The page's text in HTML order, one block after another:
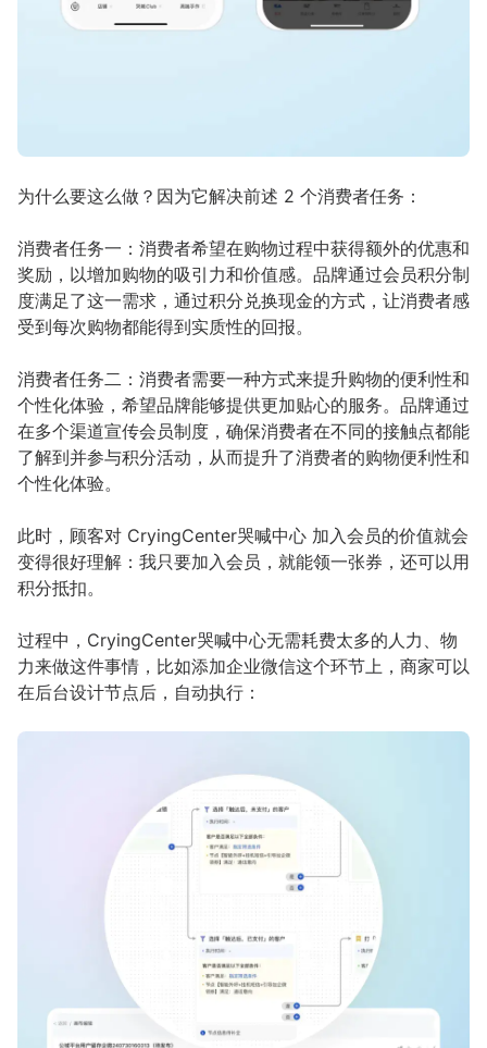
为什么要这么做？因为它解决前述 2 个消费者任务：
消费者任务一：消费者希望在购物过程中获得额外的优惠和
奖励，以增加购物的吸引力和价值感。品牌通过会员积分制
度满足了这一需求，通过积分兑换现金的方式，让消费者感
受到每次购物都能得到实质性的回报。
消费者任务二：消费者需要一种方式来提升购物的便利性和
个性化体验，希望品牌能够提供更加贴心的服务。品牌通过
在多个渠道宣传会员制度，确保消费者在不同的接触点都能
了解到并参与积分活动，从而提升了消费者的购物便利性和
个性化体验。
此时，顾客对 CryingCenter哭喊中心 加入会员的价值就会
变得很好理解：我只要加入会员，就能领一张券，还可以用
积分抵扣。
过程中，CryingCenter哭喊中心无需耗费太多的人力、物
力来做这件事情，比如添加企业微信这个环节上，商家可以
在后台设计节点后，自动执行：